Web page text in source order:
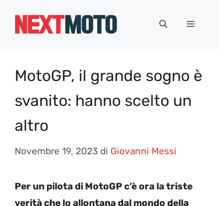
Menu
MotoGP, il grande sogno è
svanito: hanno scelto un
altro
Novembre 19, 2023 di Giovanni Messi
Per un pilota di MotoGP c’è ora la triste
verità che lo allontana dal mondo della